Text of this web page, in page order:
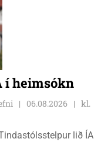
í heimsókn
06.08.2026
kl.
lið ÍA